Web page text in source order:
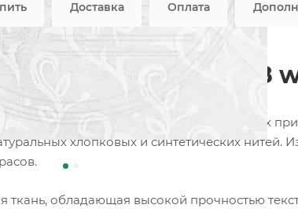
Доставка Оплата
оптом 019-008
ткань, применяется в пошиве постельных
хлопковых и синтетических нитей.
ткань, обладающая высокой прочностью